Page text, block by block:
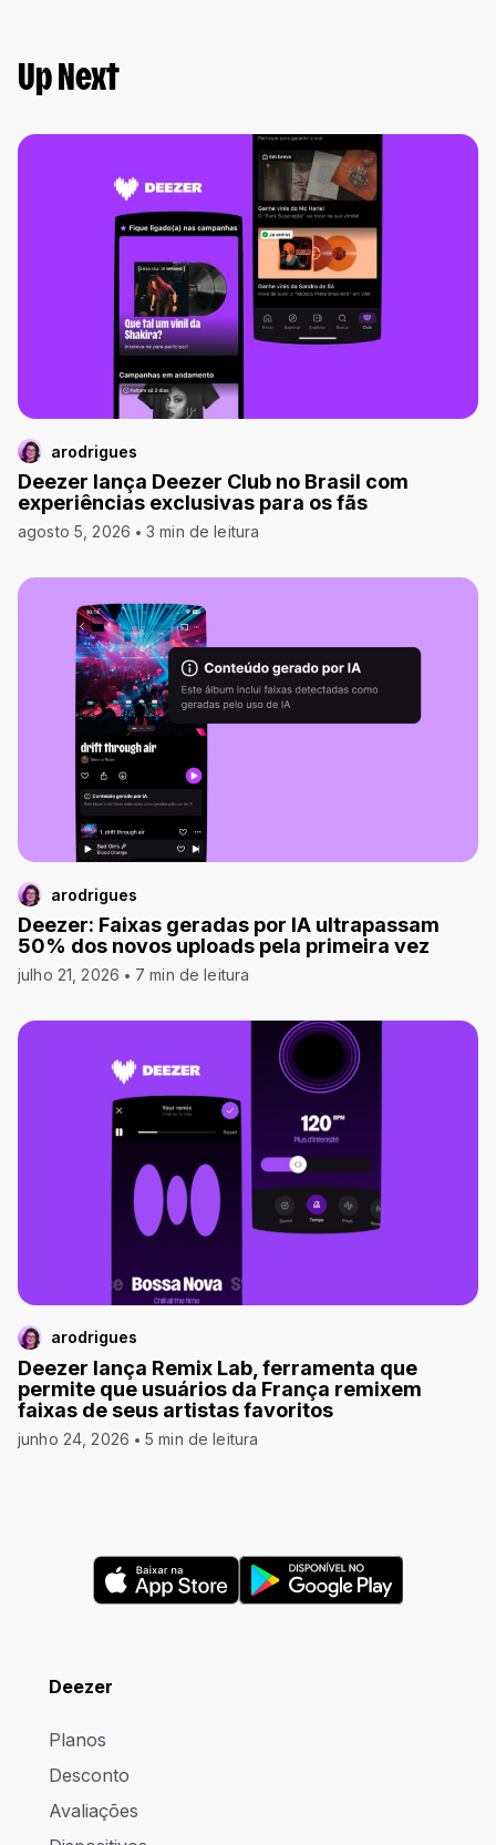
Up Next
arodrigues
Deezer lança Deezer Club no Brasil com
experiências exclusivas para os fãs
agosto 5, 2026 3 min de leitura
arodrigues
Deezer: Faixas geradas por IA ultrapassam
50% dos novos uploads pela primeira vez
julho 21, 2026 7 min de leitura
arodrigues
Deezer lança Remix Lab, ferramenta que
permite que usuários da França remixem
faixas de seus artistas favoritos
junho 24, 2026 5 min de leitura
Deezer
Planos
Desconto
Avaliações